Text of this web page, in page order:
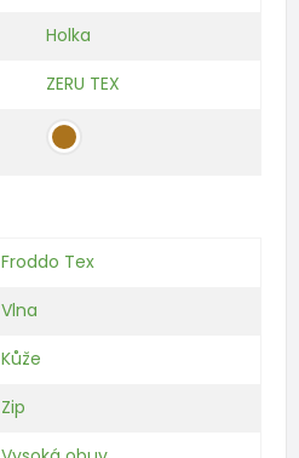
Holka
ZERU TEX
Froddo Tex
Vlna
Kůže
Zip